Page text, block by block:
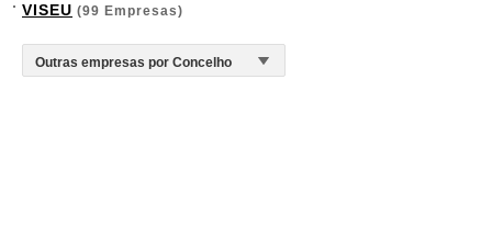
VISEU (99 Empresas)